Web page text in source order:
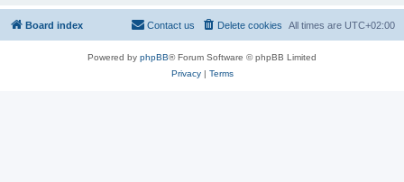
Board index All times are UTC+02:00
Delete cookies
Contact us
Powered by phpBB® Forum Software © phpBB Limited
Privacy| Terms